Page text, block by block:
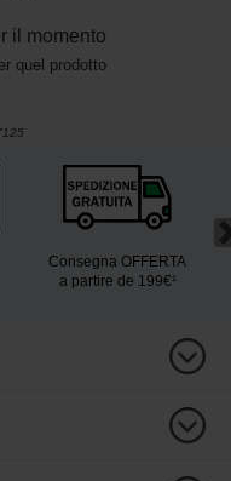
il momento
quel prodotto
Consegna OFFERTA
a partire de 199€¹